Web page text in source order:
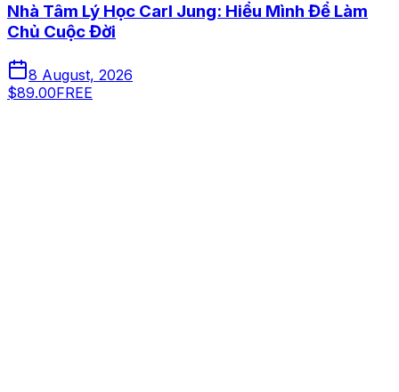
Nhà Tâm Lý Học Carl Jung: Hiểu Mình Để Làm
Chủ Cuộc Đời
8 August, 2026
$89.00FREE